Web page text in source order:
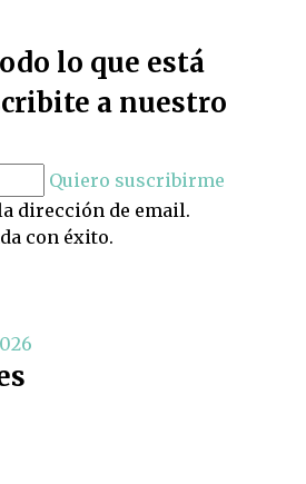
lo que está
a nuestro
Quiero suscribirme
dirección de email.
con éxito.